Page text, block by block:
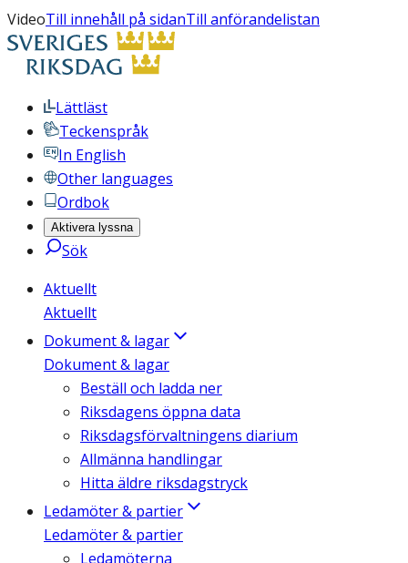
VideoTill innehåll på sidanTill anförandelistan
Lättläst
Teckenspråk
In English
Other languages
Ordbok
Aktivera lyssna
Sök
Aktuellt
Aktuellt
Dokument & lagar
Dokument & lagar
Beställ och ladda ner
Riksdagens öppna data
Riksdagsförvaltningens diarium
Allmänna handlingar
Hitta äldre riksdagstryck
Ledamöter & partier
Ledamöter & partier
Ledamöterna